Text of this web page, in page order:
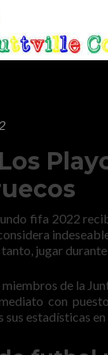
fifa 2022
jugar
miembros de la
con
estadísticas